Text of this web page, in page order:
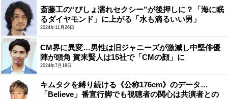
斎藤工の“びしょ濡れセクシー”が後押しに？「海に眠
るダイヤモンド」に上がる「水も滴るいい男」
2024年11月26日
CM界に異変…男性は旧ジャニーズが激減し中堅俳優
陣が頭角 賀来賢人は15社で「CMの顔」に
2024年7月18日
キムタクを縛り続ける《公称176cm》のデータ…
「Believe」番宣行脚でも視聴者の関心は共演者との